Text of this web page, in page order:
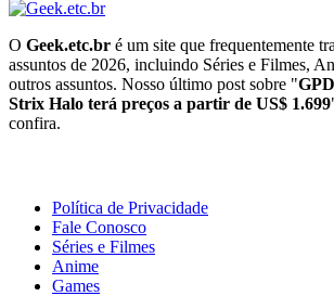
O Geek.etc.br é um site que frequentemente
assuntos de 2026, incluindo Séries e Filmes,
outros assuntos. Nosso último post sobre "
Strix Halo terá preços a partir de US$ 1.699
confira.
Política de Privacidade
Fale Conosco
Séries e Filmes
Anime
Games